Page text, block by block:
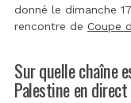
donné le dimanche
rencontre de Coupe
Sur quelle chaîne
Palestine en